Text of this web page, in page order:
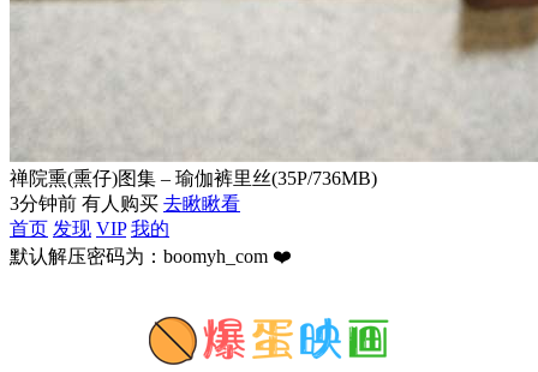
禅院熏(熏仔)图集 – 瑜伽裤里丝(35P/736MB)
3分钟前 有人购买 去瞅瞅看
首页 发现 VIP 我的
默认解压密码为：boomyh_com ❤️